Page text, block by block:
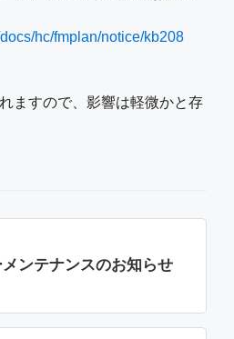
hc/fmplan/notice/kb208
ますので、影響は軽微かと存
ンテナンスのお知らせ